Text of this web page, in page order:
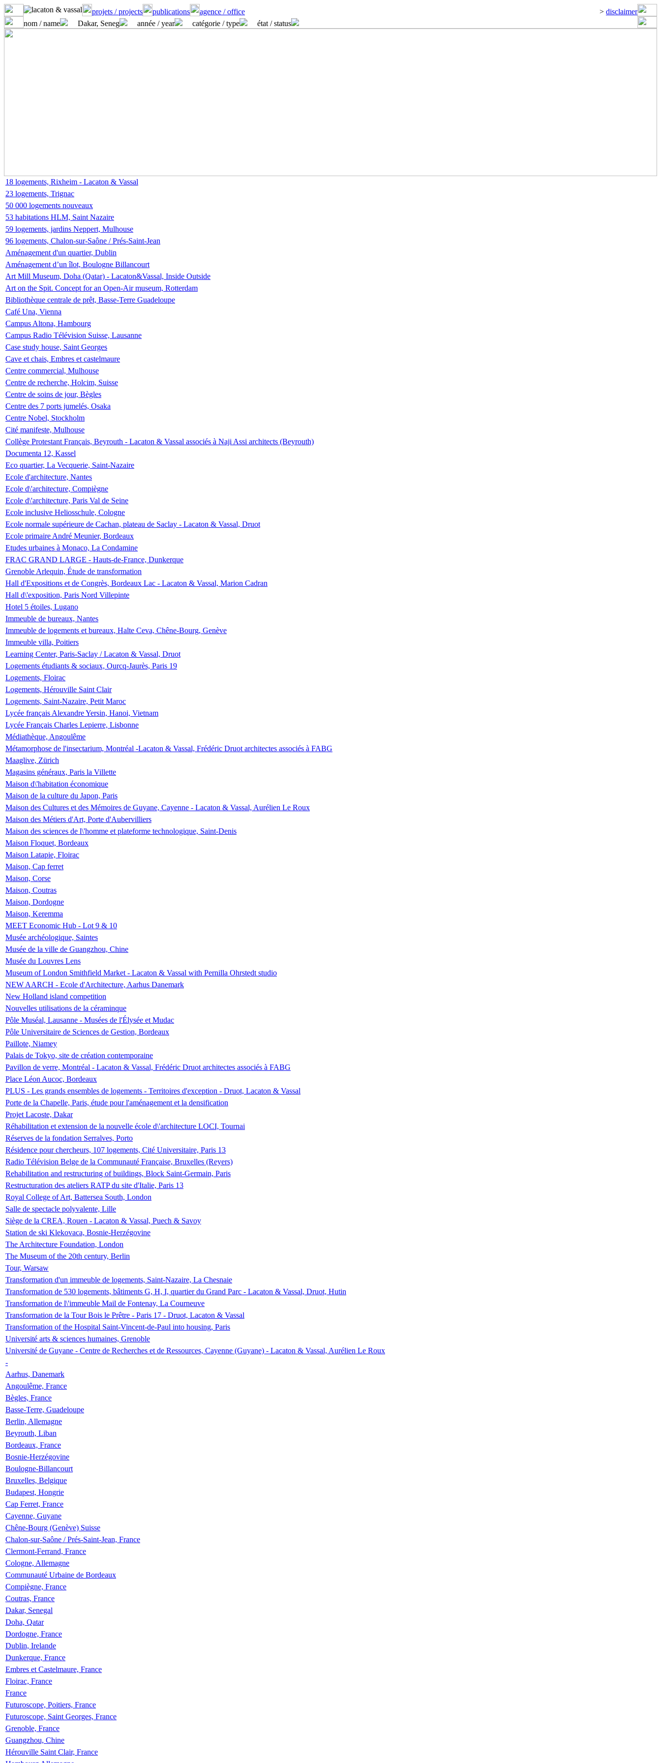
projets / projects publications agence / office > disclaimer
nom / name
Dakar, Seneg année / year catégorie / type état / status
18 logements, Rixheim - Lacaton & Vassal
23 logements, Trignac
50 000 logements nouveaux
53 habitations HLM, Saint Nazaire
59 logements, jardins Neppert, Mulhouse
96 logements, Chalon-sur-Saône / Prés-Saint-Jean
Aménagement d'un quartier, Dublin
Aménagement d’un îlot, Boulogne Billancourt
Art Mill Museum, Doha (Qatar) - Lacaton&Vassal, Inside Outside
Art on the Spit. Concept for an Open-Air museum, Rotterdam
Bibliothèque centrale de prêt, Basse-Terre Guadeloupe
Café Una, Vienna
Campus Altona, Hambourg
Campus Radio Télévision Suisse, Lausanne
Case study house, Saint Georges
Cave et chais, Embres et castelmaure
Centre commercial, Mulhouse
Centre de recherche, Holcim, Suisse
Centre de soins de jour, Bègles
Centre des 7 ports jumelés, Osaka
Centre Nobel, Stockholm
Cité manifeste, Mulhouse
Collège Protestant Français, Beyrouth - Lacaton & Vassal associés à Naji Assi architects (Beyrouth)
Documenta 12, Kassel
Eco quartier, La Vecquerie, Saint-Nazaire
Ecole d'architecture, Nantes
Ecole d\'architecture, Compiègne
Ecole d\'architecture, Paris Val de Seine
Ecole inclusive Heliosschule, Cologne
Ecole normale supérieure de Cachan, plateau de Saclay - Lacaton & Vassal, Druot
Ecole primaire André Meunier, Bordeaux
Etudes urbaines à Monaco, La Condamine
FRAC GRAND LARGE - Hauts-de-France, Dunkerque
Grenoble Arlequin, Étude de transformation
Hall d'Expositions et de Congrès, Bordeaux Lac - Lacaton & Vassal, Marion Cadran
Hall d\'exposition, Paris Nord Villepinte
Hotel 5 étoiles, Lugano
Immeuble de bureaux, Nantes
Immeuble de logements et bureaux, Halte Ceva, Chêne-Bourg, Genève
Immeuble villa, Poitiers
Learning Center, Paris-Saclay / Lacaton & Vassal, Druot
Logements étudiants & sociaux, Ourcq-Jaurès, Paris 19
Logements, Floirac
Logements, Hérouville Saint Clair
Logements, Saint-Nazaire, Petit Maroc
Lycée français Alexandre Yersin, Hanoi, Vietnam
Lycée Français Charles Lepierre, Lisbonne
Médiathèque, Angoulême
Métamorphose de l'insectarium, Montréal -Lacaton & Vassal, Frédéric Druot architectes associés à FABG
Maaglive, Zürich
Magasins généraux, Paris la Villette
Maison d\'habitation économique
Maison de la culture du Japon, Paris
Maison des Cultures et des Mémoires de Guyane, Cayenne - Lacaton & Vassal, Aurélien Le Roux
Maison des Métiers d'Art, Porte d'Aubervilliers
Maison des sciences de l\'homme et plateforme technologique, Saint-Denis
Maison Floquet, Bordeaux
Maison Latapie, Floirac
Maison, Cap ferret
Maison, Corse
Maison, Coutras
Maison, Dordogne
Maison, Keremma
MEET Economic Hub - Lot 9 & 10
Musée archéologique, Saintes
Musée de la ville de Guangzhou, Chine
Musée du Louvres Lens
Museum of London Smithfield Market - Lacaton & Vassal with Pernilla Ohrstedt studio
NEW AARCH - Ecole d'Architecture, Aarhus Danemark
New Holland island competition
Nouvelles utilisations de la céraminque
Pôle Muséal, Lausanne - Musées de l'Élysée et Mudac
Pôle Universitaire de Sciences de Gestion, Bordeaux
Paillote, Niamey
Palais de Tokyo, site de création contemporaine
Pavillon de verre, Montréal - Lacaton & Vassal, Frédéric Druot architectes associés à FABG
Place Léon Aucoc, Bordeaux
PLUS - Les grands ensembles de logements - Territoires d'exception - Druot, Lacaton & Vassal
Porte de la Chapelle, Paris, étude pour l'aménagement et la densification
Projet Lacoste, Dakar
Réhabilitation et extension de la nouvelle école d\'architecture LOCI, Tournai
Réserves de la fondation Serralves, Porto
Résidence pour chercheurs, 107 logements, Cité Universitaire, Paris 13
Radio Télévision Belge de la Communauté Française, Bruxelles (Reyers)
Rehabilitation and restructuring of buildings, Block Saint-Germain, Paris
Restructuration des ateliers RATP du site d'Italie, Paris 13
Royal College of Art, Battersea South, London
Salle de spectacle polyvalente, Lille
Siège de la CREA, Rouen - Lacaton & Vassal, Puech & Savoy
Station de ski Klekovaca, Bosnie-Herzégovine
The Architecture Foundation, London
The Museum of the 20th century, Berlin
Tour, Warsaw
Transformation d'un immeuble de logements, Saint-Nazaire, La Chesnaie
Transformation de 530 logements, bâtiments G, H, I, quartier du Grand Parc - Lacaton & Vassal, Druot, Hutin
Transformation de l\'immeuble Mail de Fontenay, La Courneuve
Transformation de la Tour Bois le Prêtre - Paris 17 - Druot, Lacaton & Vassal
Transformation of the Hospital Saint-Vincent-de-Paul into housing, Paris
Université arts & sciences humaines, Grenoble
Université de Guyane - Centre de Recherches et de Ressources, Cayenne (Guyane) - Lacaton & Vassal, Aurélien Le Roux
-
Aarhus, Danemark
Angoulême, France
Bègles, France
Basse-Terre, Guadeloupe
Berlin, Allemagne
Beyrouth, Liban
Bordeaux, France
Bosnie-Herzégovine
Boulogne-Billancourt
Bruxelles, Belgique
Budapest, Hongrie
Cap Ferret, France
Cayenne, Guyane
Chêne-Bourg (Genève) Suisse
Chalon-sur-Saône / Prés-Saint-Jean, France
Clermont-Ferrand, France
Cologne, Allemagne
Communauté Urbaine de Bordeaux
Compiègne, France
Coutras, France
Dakar, Senegal
Doha, Qatar
Dordogne, France
Dublin, Irelande
Dunkerque, France
Embres et Castelmaure, France
Floirac, France
France
Futuroscope, Poitiers, France
Futuroscope, Saint Georges, France
Grenoble, France
Guangzhou, Chine
Hérouville Saint Clair, France